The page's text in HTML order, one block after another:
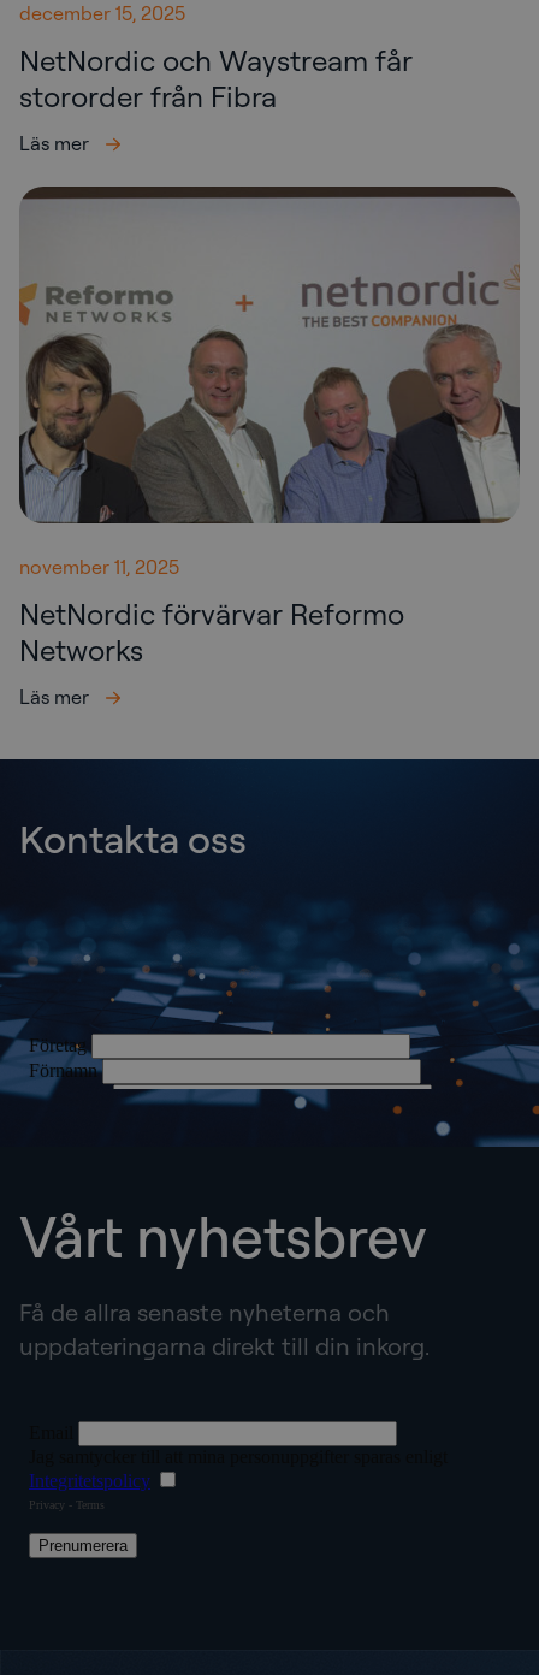
december 15, 2025
NetNordic och Waystream får
stororder från Fibra
Läs mer
november 11, 2025
NetNordic förvärvar Reformo
Networks
Läs mer
Kontakta oss
Vårt nyhetsbrev
Få de allra senaste nyheterna och
uppdateringarna direkt till din inkorg.